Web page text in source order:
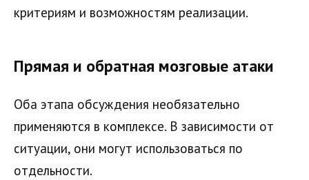
критериям и возможностям реализации.
Прямая и обратная мозговые атаки
Оба этапа обсуждения необязательно
применяются в комплексе. В зависимости от
ситуации, они могут использоваться по
отдельности.